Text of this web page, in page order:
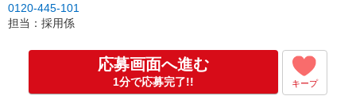
0120-445-101
担当：採用係
応募画面へ進む
1分で応募完了!! キープ